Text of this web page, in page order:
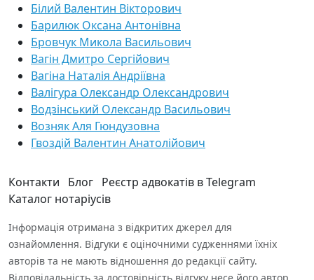
Білий Валентин Вікторович
Барилюк Оксана Антонівна
Бровчук Микола Васильович
Вагін Дмитро Сергійович
Вагіна Наталія Андріївна
Валігура Олександр Олександрович
Водзінський Олександр Васильович
Возняк Аля Гюндузовна
Гвоздій Валентин Анатолійович
Контакти Блог Реєстр адвокатів в Telegram
Каталог нотаріусів
Інформація отримана з відкритих джерел для
ознайомлення. Відгуки є оціночними судженнями їхніх
авторів та не мають відношення до редакції сайту.